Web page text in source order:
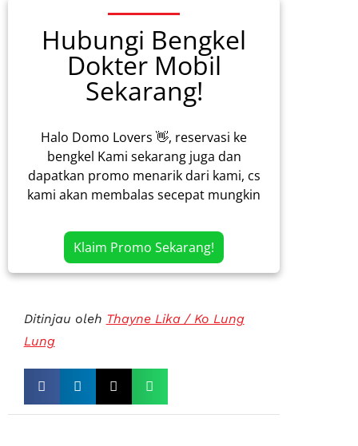
Hubungi Bengkel
Dokter Mobil
Sekarang!
Halo Domo Lovers 👋, reservasi ke
bengkel Kami sekarang juga dan
dapatkan promo menarik dari kami, cs
kami akan membalas secepat mungkin
Klaim Promo Sekarang!
Ditinjau oleh Thayne Lika / Ko Lung
Lung